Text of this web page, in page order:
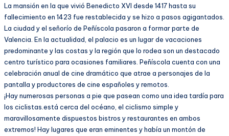
La mansión en la que vivió Benedicto XVI desde 1417 hasta su
fallecimiento en 1423 fue restablecida y se hizo a pasos agigantados.
La ciudad y el señorío de Peñíscola pasaron a formar parte de
Valencia. En la actualidad, el palacio es un lugar de vacaciones
predominante y las costas y la región que lo rodea son un destacado
centro turístico para ocasiones familiares. Peñíscola cuenta con una
celebración anual de cine dramático que atrae a personajes de la
pantalla y productores de cine españoles y remotos.
¡Hay numerosas personas a pie que pasean como una idea tardía para
los ciclistas.está cerca del océano, el ciclismo simple y
maravillosamente dispuestos bistros y restaurantes en ambos
extremos! Hay lugares que eran eminentes y había un montón de